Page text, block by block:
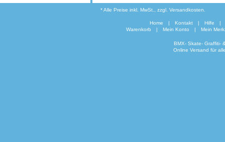
* Alle Preise inkl. MwSt., zzgl. Versandkosten.
Home | Kontakt | Hilfe
|
Warenkorb
| Mein Konto | Mein
BMX- Skate- Graffiti-
Online Versand für